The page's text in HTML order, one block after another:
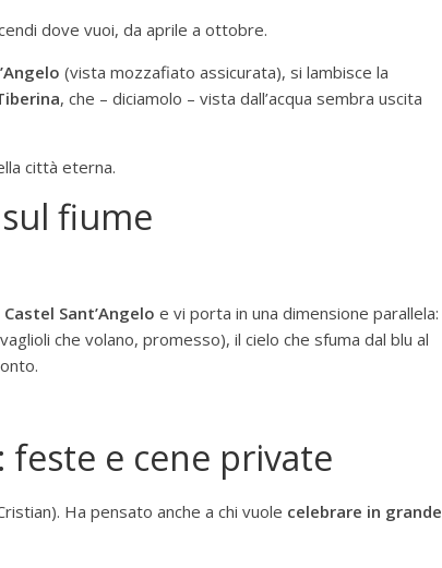
dove vuoi, da aprile a ottobre.
(vista mozzafiato assicurata), si lambisce la
, che – diciamolo – vista dall’acqua sembra uscita
città eterna.
fiume
Castel Sant’Angelo e vi porta in una dimensione parallela:
che volano, promesso), il cielo che sfuma dal blu al
feste e cene private
Ha pensato anche a chi vuole celebrare in grande